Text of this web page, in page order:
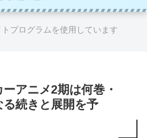
プログラムを使用しています
アニメ2期は何巻・
続きと展開を予